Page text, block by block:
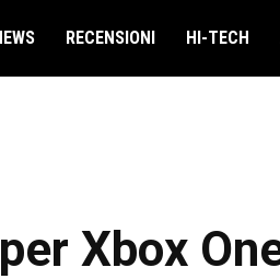
RECENSIONI HI-TECH
Xbox